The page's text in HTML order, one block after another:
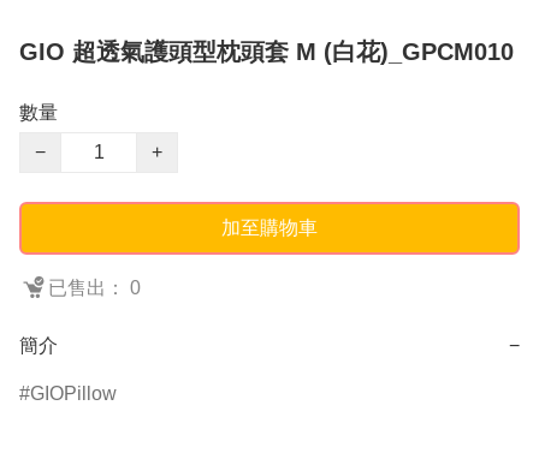
GIO 超透氣護頭型枕頭套 M (白花)_GPCM010
數量
−
+
加至購物車
已售出： 0
簡介 −
GIOPillow